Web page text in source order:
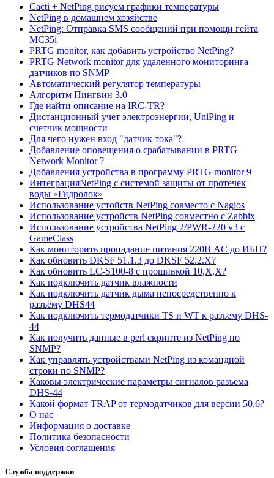
Cacti + NetPing рисуем графики температуры
NetPing в домашнем хозяйстве
NetPing: Отправка SMS сообщений при помощи гейта
MC35i
PRTG monitor, как добавить устройство NetPing?
PRTG Network monitor для удаленного мониторинга
датчиков по SNMP
Автоматический регулятор температуры
Алгоритм Пингвин 3.0
Где найти описание на IRC-TR?
Дистанционный учет электроэнергии, UniPing и
счетчик мощности
Для чего нужен вход "датчик тока"?
Добавление оповещения о срабатывании в PRTG
Network Monitor ?
Добавления устройства в программу PRTG monitor 9
ИнтеграцияNetPing с системой защиты от протечек
воды «Гидролок»
Использование устойств NetPing совместо с Nagios
Использование устройств NetPing совместно с Zabbix
Использование устройства NetPing 2/PWR-220 v3 с
GameClass
Как мониторить пропадание питания 220В AC до ИБП?
Как обновить DKSF 51.1.3 до DKSF 52.2.X?
Как обновить LC-S100-8 с прошивкой 10,Х,Х?
Как подключить датчик влажности
Как подключить датчик дыма непосредственно к
разъёму DHS44
Как подключить термодатчики TS и WT к разъему DHS-
44
Как получить данные в perl скрипте из NetPing по
SNMP?
Как управлять устройствами NetPing из командной
строки по SNMP?
Каковы электрические параметры сигналов разъема
DHS-44
Какой формат TRAP от термодатчиков для версии 50,6?
О нас
Информация о доставке
Политика безопасности
Условия соглашения
Служба поддержки